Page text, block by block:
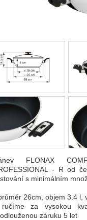
FLONAX
- R od
s minimálním
26cm, objem 3.4 l,
za vysokou
záruku 5 let